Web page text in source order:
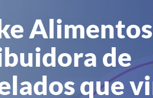
de
que